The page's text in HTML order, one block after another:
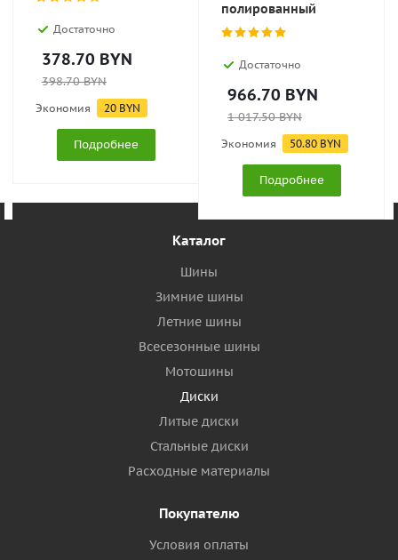
Достаточно
378.70 BYN
398.70BYN
Экономия 20 BYN
Подробнее
полированный
Достаточно
966.70 BYN
1 017.50BYN
Экономия 50.80 BYN
Подробнее
Каталог
Шины
Зимние шины
Летние шины
Всесезонные шины
Мотошины
Диски
Литые диски
Стальные диски
Расходные материалы
Покупателю
Условия оплаты